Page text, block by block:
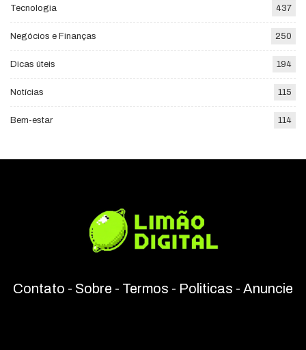
Tecnologia 437
Negócios e Finanças 250
Dicas úteis 194
Notícias 115
Bem-estar 114
Contato - Sobre - Termos - Politicas - Anuncie